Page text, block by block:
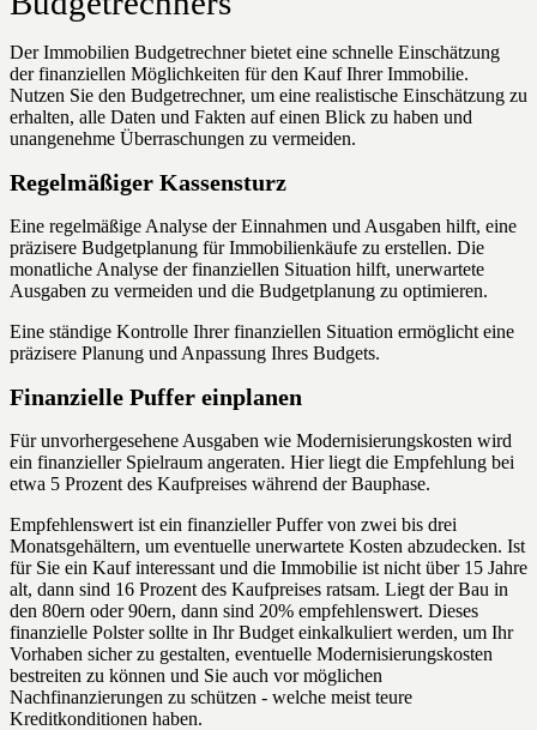
Der Immobilien Budgetrechner bietet eine schnelle Einschätzung
der finanziellen Möglichkeiten für den Kauf Ihrer Immobilie.
Nutzen Sie den Budgetrechner, um eine realistische Einschätzung zu
erhalten, alle Daten und Fakten auf einen Blick zu haben und
unangenehme Überraschungen zu vermeiden.
Regelmäßiger Kassensturz
Eine regelmäßige Analyse der Einnahmen und Ausgaben hilft, eine
präzisere Budgetplanung für Immobilienkäufe zu erstellen. Die
monatliche Analyse der finanziellen Situation hilft, unerwartete
Ausgaben zu vermeiden und die Budgetplanung zu optimieren.
Eine ständige Kontrolle Ihrer finanziellen Situation ermöglicht eine
präzisere Planung und Anpassung Ihres Budgets.
Finanzielle Puffer einplanen
Für unvorhergesehene Ausgaben wie Modernisierungskosten wird
ein finanzieller Spielraum angeraten. Hier liegt die Empfehlung bei
etwa 5 Prozent des Kaufpreises während der Bauphase.
Empfehlenswert ist ein finanzieller Puffer von zwei bis drei
Monatsgehältern, um eventuelle unerwartete Kosten abzudecken. Ist
für Sie ein Kauf interessant und die Immobilie ist nicht über 15 Jahre
alt, dann sind 16 Prozent des Kaufpreises ratsam. Liegt der Bau in
den 80ern oder 90ern, dann sind 20% empfehlenswert. Dieses
finanzielle Polster sollte in Ihr Budget einkalkuliert werden, um Ihr
Vorhaben sicher zu gestalten, eventuelle Modernisierungskosten
bestreiten zu können und Sie auch vor möglichen
Nachfinanzierungen zu schützen - welche meist teure
Kreditkonditionen haben.